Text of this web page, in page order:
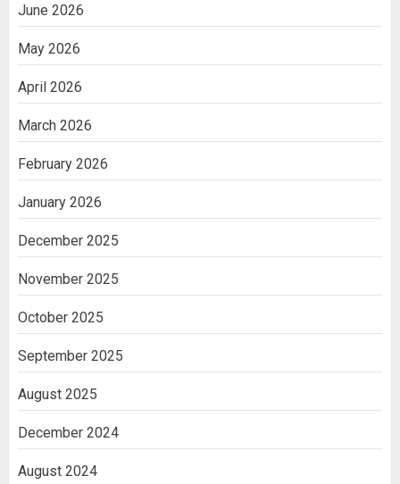
June 2026
May 2026
April 2026
March 2026
February 2026
January 2026
December 2025
November 2025
October 2025
September 2025
August 2025
December 2024
August 2024